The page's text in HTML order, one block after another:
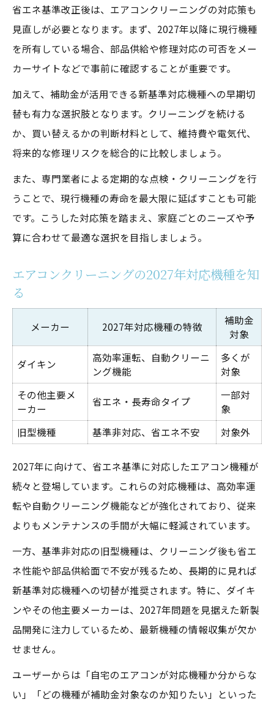
省エネ基準改正後は、エアコンクリーニングの対応策も
見直しが必要となります。まず、2027年以降に現行機種
を所有している場合、部品供給や修理対応の可否をメー
カーサイトなどで事前に確認することが重要です。
加えて、補助金が活用できる新基準対応機種への早期切
替も有力な選択肢となります。クリーニングを続ける
か、買い替えるかの判断材料として、維持費や電気代、
将来的な修理リスクを総合的に比較しましょう。
また、専門業者による定期的な点検・クリーニングを行
うことで、現行機種の寿命を最大限に延ばすことも可能
です。こうした対応策を踏まえ、家庭ごとのニーズや予
算に合わせて最適な選択を目指しましょう。
エアコンクリーニングの2027年対応機種を知
る
メーカー 2027年対応機種の特徴
補助金
対象
ダイキン
高効率運転、自動クリーニ
ング機能
多くが
対象
その他主要メ
ーカー
省エネ・長寿命タイプ
一部対
象
旧型機種
基準非対応、省エネ不安 対象外
2027年に向けて、省エネ基準に対応したエアコン機種が
続々と登場しています。これらの対応機種は、高効率運
転や自動クリーニング機能などが強化されており、従来
よりもメンテナンスの手間が大幅に軽減されています。
一方、基準非対応の旧型機種は、クリーニング後も省エ
ネ性能や部品供給面で不安が残るため、長期的に見れば
新基準対応機種への切替が推奨されます。特に、ダイキ
ンやその他主要メーカーは、2027年問題を見据えた新製
品開発に注力しているため、最新機種の情報収集が欠か
せません。
ユーザーからは「自宅のエアコンが対応機種か分からな
い」「どの機種が補助金対象なのか知りたい」といった